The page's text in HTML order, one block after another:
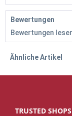
Bewertungen
Bewertungen
Ähnliche Artikel
TRUSTED